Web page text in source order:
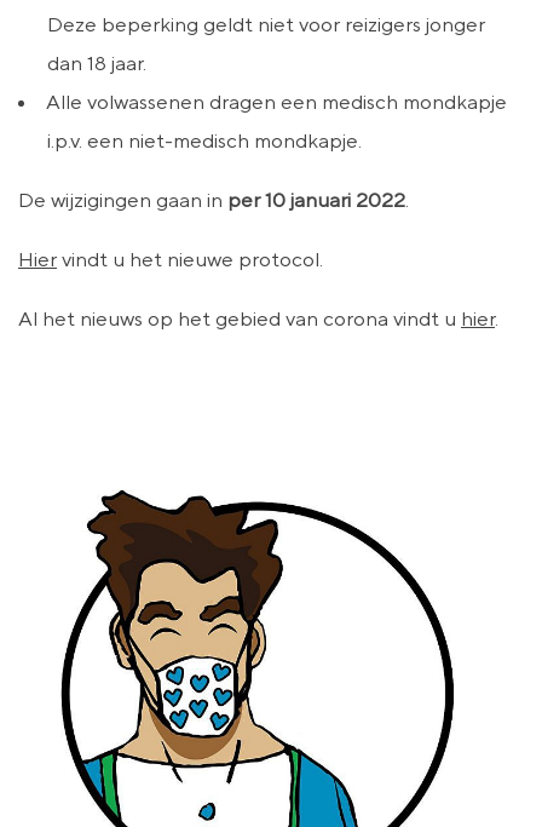
Deze beperking geldt niet voor reizigers jonger
dan 18 jaar.
Alle volwassenen dragen een medisch mondkapje
i.p.v. een niet-medisch mondkapje.
De wijzigingen gaan in per 10 januari 2022.
Hier vindt u het nieuwe protocol.
Al het nieuws op het gebied van corona vindt u hier.